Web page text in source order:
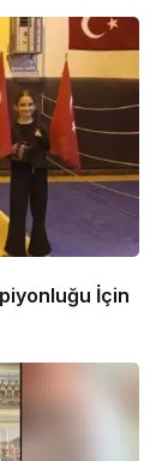
İçin